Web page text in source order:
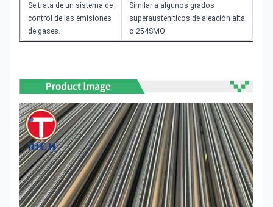
Se trata de un sistema de
control de las emisiones
de gases.
Similar a algunos grados
superausteníticos de aleación alta
o 254SMO